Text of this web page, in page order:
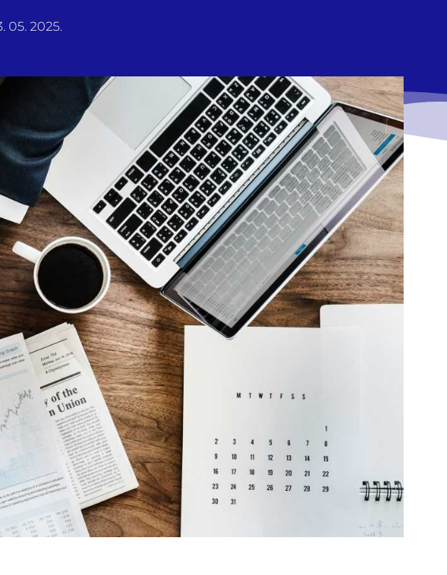
05. 2025.